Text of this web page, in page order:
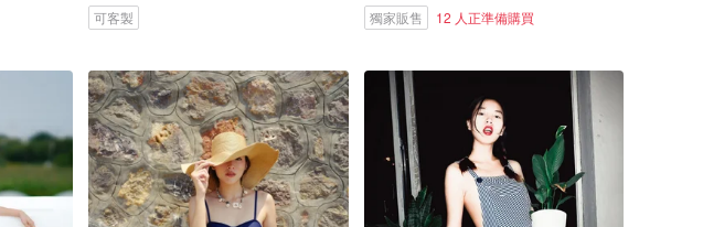
可客製 獨家販售 12 人正準備購買